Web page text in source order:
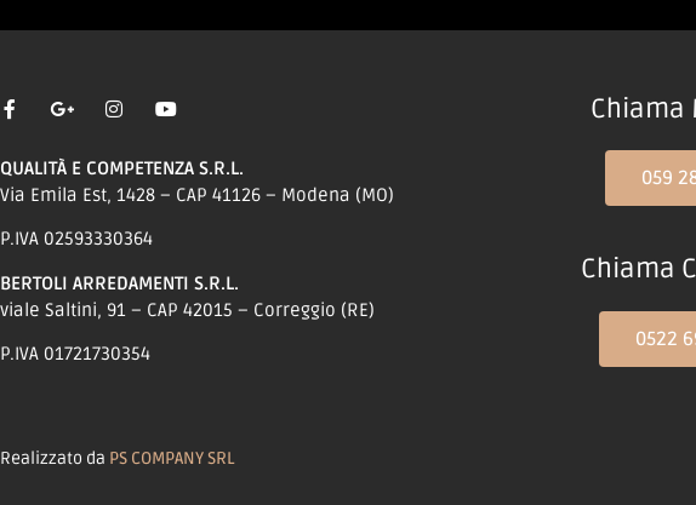
QUALITÀ E COMPETENZA S.R.L.
Via Emila Est, 1428 – CAP 41126 – Modena (MO)
P.IVA 02593330364
BERTOLI ARREDAMENTI S.R.L.
viale Saltini, 91 – CAP 42015 – Correggio (RE)
P.IVA 01721730354
Chiama
059
Chiama
0522
Realizzato da PS COMPANY SRL